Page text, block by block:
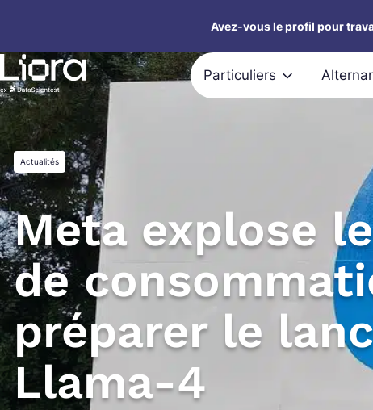
contenu
Avez-vous le profil pour
Particuliers
Actualités
Meta explose
de
préparer le
Llama-4